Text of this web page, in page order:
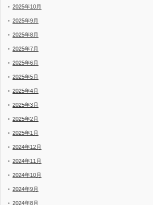
2025年10月
2025年9月
2025年8月
2025年7月
2025年6月
2025年5月
2025年4月
2025年3月
2025年2月
2025年1月
2024年12月
2024年11月
2024年10月
2024年9月
2024年8月